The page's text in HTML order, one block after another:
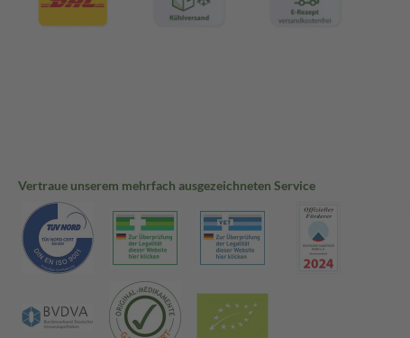
Vertraue unserem mehrfach ausgezeichneten Service